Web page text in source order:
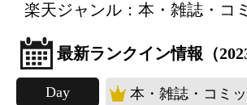
楽天ジャンル：本・雑誌・コ
最新ランクイン情報（
Day 本・雑誌・コミ